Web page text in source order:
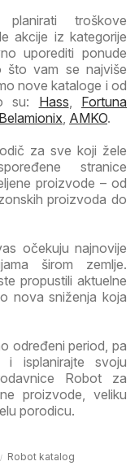
troškove
akcije iz kategorije
uporediti ponude
što vam se najviše
nove kataloge i od
su: Hass, Fortuna
Belamionix, AMKO.
za sve koji žele
stranice
proizvode – od
proizvoda do
očekuju najnovije
širom zemlje.
propustili aktuelne
nova sniženja koja
određeni period, pa
i isplanirajte svoju
Robot za
proizvode, veliku
porodicu.
Robot katalog